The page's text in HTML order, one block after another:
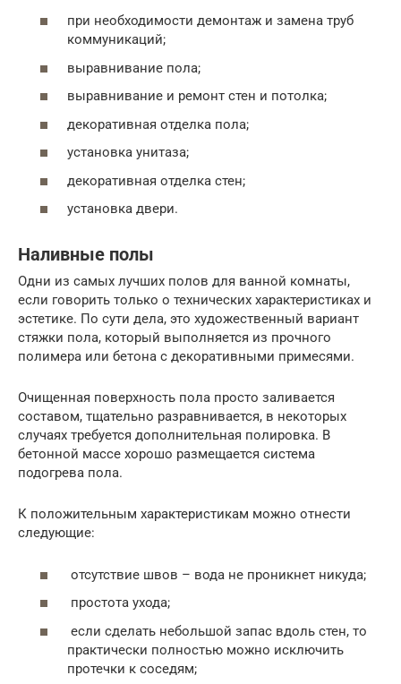
при необходимости демонтаж и замена труб
коммуникаций;
выравнивание пола;
выравнивание и ремонт стен и потолка;
декоративная отделка пола;
установка унитаза;
декоративная отделка стен;
установка двери.
Наливные полы
Одни из самых лучших полов для ванной комнаты,
если говорить только о технических характеристиках и
эстетике. По сути дела, это художественный вариант
стяжки пола, который выполняется из прочного
полимера или бетона с декоративными примесями.
Очищенная поверхность пола просто заливается
составом, тщательно разравнивается, в некоторых
случаях требуется дополнительная полировка. В
бетонной массе хорошо размещается система
подогрева пола.
К положительным характеристикам можно отнести
следующие:
отсутствие швов – вода не проникнет никуда;
простота ухода;
если сделать небольшой запас вдоль стен, то
практически полностью можно исключить
протечки к соседям;